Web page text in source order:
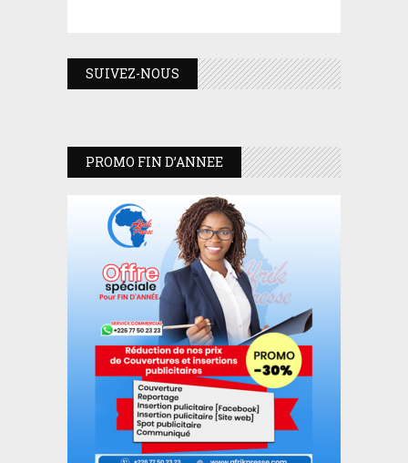
SUIVEZ-NOUS
PROMO FIN D’ANNEE